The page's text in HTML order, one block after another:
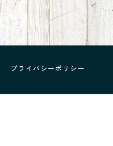
プライバシーポリシー